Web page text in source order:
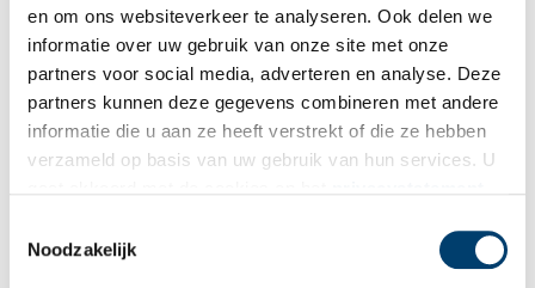
en om ons websiteverkeer te analyseren. Ook delen we
informatie over uw gebruik van onze site met onze
partners voor social media, adverteren en analyse. Deze
partners kunnen deze gegevens combineren met andere
informatie die u aan ze heeft verstrekt of die ze hebben
verzameld op basis van uw gebruik van hun services. U
Noodzakelijk
Vink dit aan als u op de hoogte gehouden wil worden.